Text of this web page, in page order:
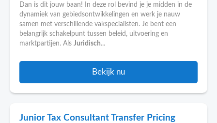
Dan is dit jouw baan! In deze rol bevind je je midden in de
dynamiek van gebiedsontwikkelingen en werk je nauw
samen met verschillende vakspecialisten. Je bent een
belangrijk schakelpunt tussen beleid, uitvoering en
marktpartijen. Als Juridisch...
Bekijk nu
Junior Tax Consultant Transfer Pricing